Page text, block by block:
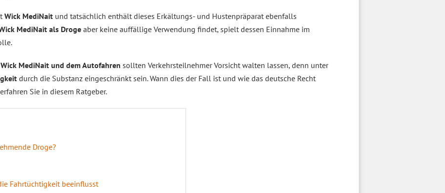
Wick MediNait und tatsächlich enthält dieses Erkältungs- und Hustenpräparat ebenfalls
MediNait als Droge aber keine auffällige Verwendung findet, spielt dessen Einnahme im
Wick MediNait und dem Autofahren sollten Verkehrsteilnehmer Vorsicht walten lassen, denn unter
durch die Substanz eingeschränkt sein. Wann dies der Fall ist und wie das deutsche Recht
Sie in diesem Ratgeber.
Droge?
Fahrtüchtigkeit beeinflusst